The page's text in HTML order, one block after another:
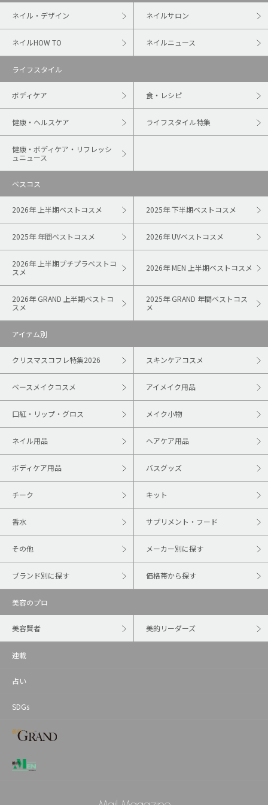
ネイル・デザイン ネイルサロン
ネイルHOW TO ネイルニュース
ライフスタイル
ボディケア 食・レシピ
健康・ヘルスケア ライフスタイル特集
健康・ボディケア・リフレッシ
ュニュース
ベスコス
2026年 上半期ベストコスメ 2025年 下半期ベストコスメ
2025年 年間ベストコスメ 2026年 UVベストコスメ
2026年 上半期プチプラベストコ
スメ
2026年 MEN 上半期ベストコスメ
2026年 GRAND 上半期ベストコ
スメ
2025年 GRAND 年間ベストコス
メ
アイテム別
クリスマスコフレ特集2026 スキンケアコスメ
ベースメイクコスメ アイメイク用品
口紅・リップ・グロス メイク小物
ネイル用品 ヘアケア用品
ボディケア用品 バスグッズ
チーク キット
香水 サプリメント・フード
その他 メーカー別に探す
ブランド別に探す 価格帯から探す
美容のプロ
美容賢者 美的リーダーズ
連載
占い
SDGs